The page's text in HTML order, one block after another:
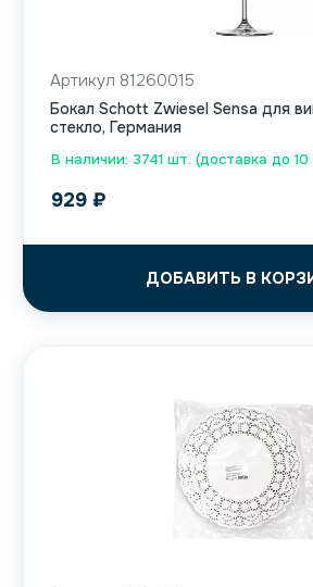
В наличии: 3741 шт. (доставка до 10
Артикул 81260015
Бокал Schott Zwiesel Sensa для
стекло, Германия
929 ₽
ДОБАВИТЬ В